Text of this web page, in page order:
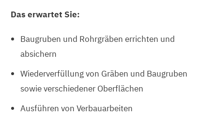
Das erwartet Sie:
Baugruben und Rohrgräben errichten und
absichern
Wiederverfüllung von Gräben und Baugruben
sowie verschiedener Oberflächen
Ausführen von Verbauarbeiten